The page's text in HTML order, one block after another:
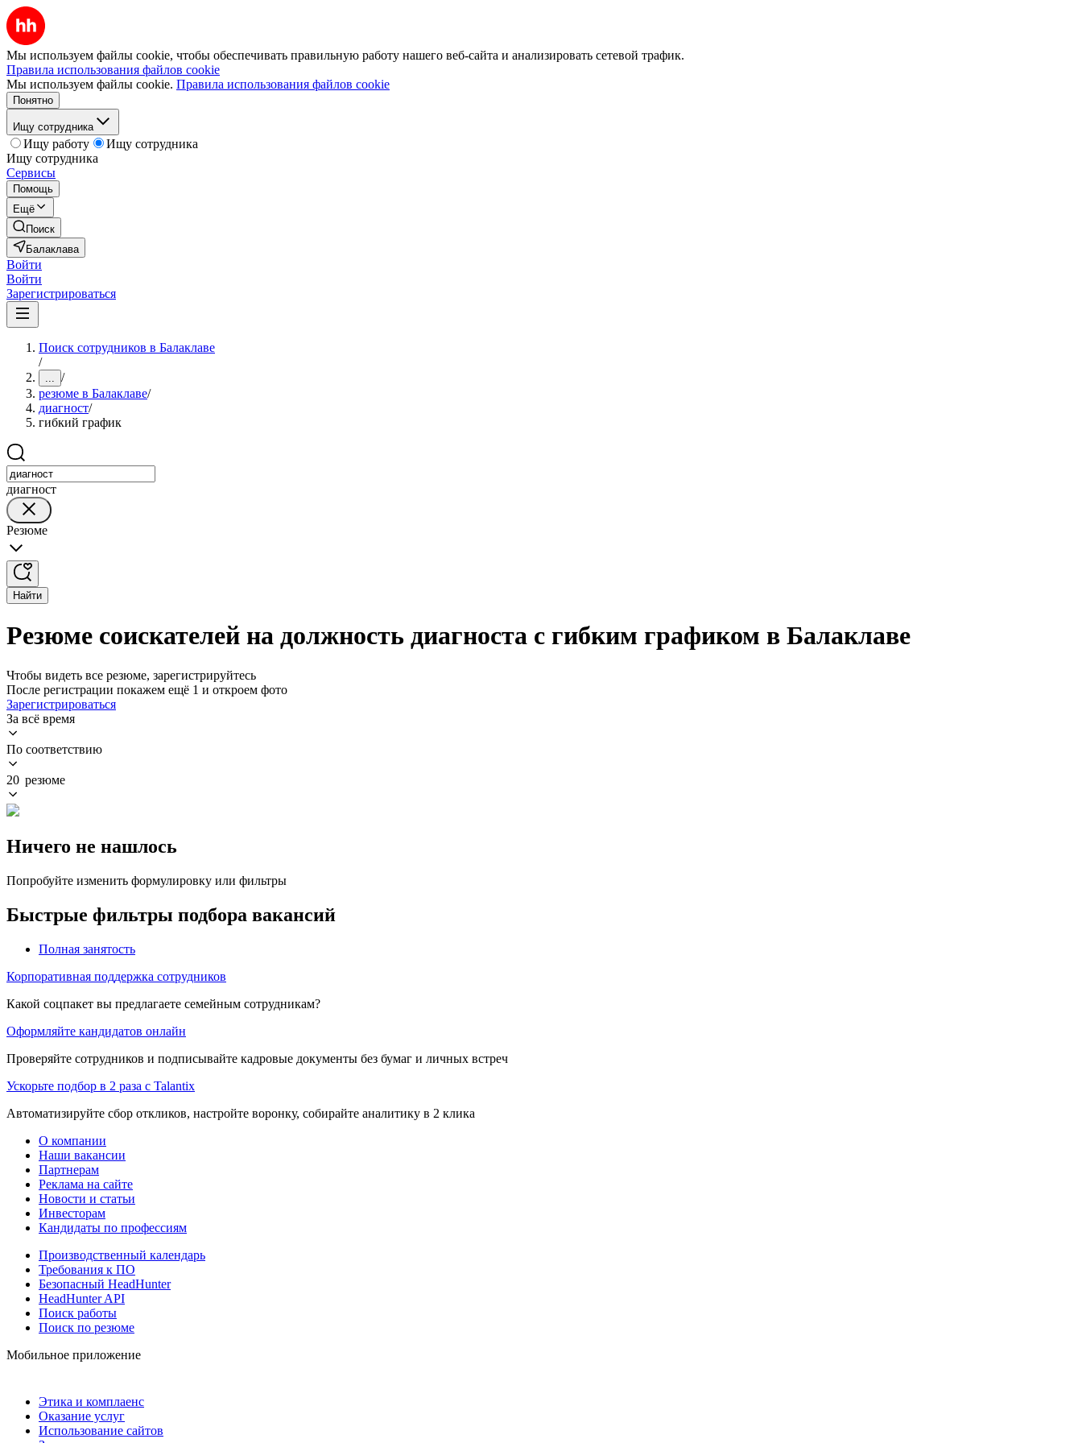
Мы используем файлы cookie, чтобы обеспечивать правильную работу нашего веб-сайта и анализировать сетевой трафик.
Правила использования файлов cookie
Мы используем файлы cookie. Правила использования файлов cookie
Понятно
Ищу сотрудника
Ищу работу
Ищу сотрудника
Ищу сотрудника
Сервисы
Помощь
Ещё
Поиск
Балаклава
Войти
Войти
Зарегистрироваться
Поиск сотрудников в Балаклаве
/
... /
резюме в Балаклаве/
диагност/
гибкий график
диагност
Резюме
Найти
Резюме соискателей на должность диагноста с гибким графиком в Балаклаве
Чтобы видеть все резюме, зарегистрируйтесь
После регистрации покажем ещё 1 и откроем фото
Зарегистрироваться
За всё время
По соответствию
20 резюме
Ничего не нашлось
Попробуйте изменить формулировку или фильтры
Быстрые фильтры подбора вакансий
Полная занятость
Корпоративная поддержка сотрудников
Какой соцпакет вы предлагаете семейным сотрудникам?
Оформляйте кандидатов онлайн
Проверяйте сотрудников и подписывайте кадровые документы без бумаг и личных встреч
Ускорьте подбор в 2 раза с Talantix
Автоматизируйте сбор откликов, настройте воронку, собирайте аналитику в 2 клика
О компании
Наши вакансии
Партнерам
Реклама на сайте
Новости и статьи
Инвесторам
Кандидаты по профессиям
Производственный календарь
Требования к ПО
Безопасный HeadHunter
HeadHunter API
Поиск работы
Поиск по резюме
Мобильное приложение
Этика и комплаенс
Оказание услуг
Использование сайтов